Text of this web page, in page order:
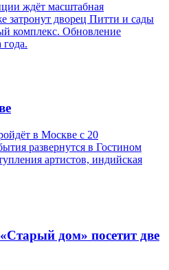
ждёт масштабная
затронут дворец Питти и сады
комплекс. Обновление
года.
в Москве с 20
развернутся в Гостином
артистов, индийская
дом» посетит две